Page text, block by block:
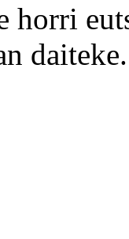
horri
daiteke.